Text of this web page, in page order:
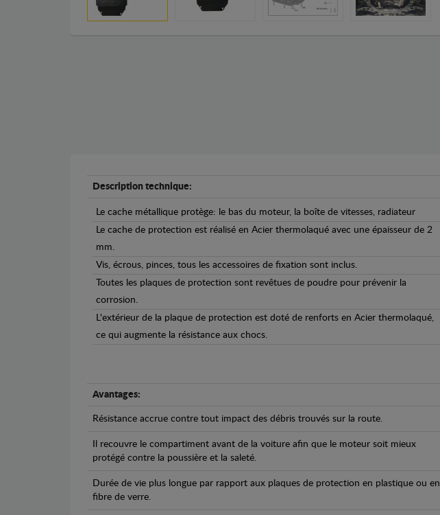
Description technique:
Le cache métallique protège: le bas du moteur, la boîte de vitesses, radiateur
Le cache de protection est réalisé en Acier thermolaqué avec une épaisseur de 2
mm.
Vis, écrous, pinces, tous les accessoires de fixation sont inclus.
Toutes les plaques de protection sont revêtues de poudre pour prévenir la
corrosion.
L'extérieur de la plaque de protection est doté de renforts en Acier thermolaqué,
ce qui augmente la résistance aux chocs.
Avantages:
Résistance accrue contre tout impact des débris trouvés sur la route.
Il recouvre le compartiment avant de la voiture afin que le moteur soit mieux
protégé contre la poussière et la saleté.
Durée de vie plus longue par rapport aux plaques de protection en plastique ou en
fibre de verre.